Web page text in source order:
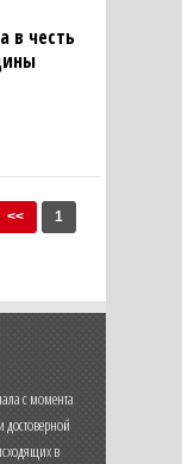
в честь
<<
1
с момента
достоверной
в